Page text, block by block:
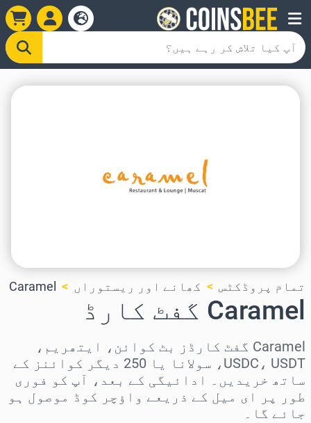
تمام پروڈکٹس کھانے اور ریستوراں Caramel
Caramel گفٹ کارڈ
Caramel گفٹ کارڈز بٹ کوائن، ایتھریم،
USDC، USDT، سولانا یا 250 دیگر کوائنز کے
ساتھ خریدیں۔ ادائیگی کے بعد، آپ کو فوری
طور پر ای میل کے ذریعے واؤچر کوڈ موصول ہو
جائے گا۔